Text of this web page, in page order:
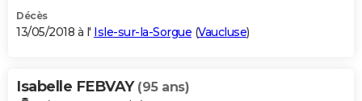
Décès
13/05/2018 à l' Isle-sur-la-Sorgue (Vaucluse)
Isabelle FEBVAY (95 ans)